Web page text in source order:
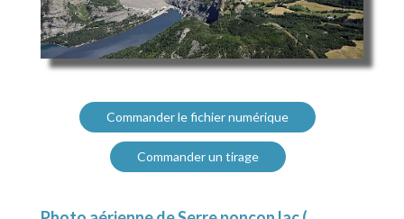
Commander le fichier numérique
Commander un tirage